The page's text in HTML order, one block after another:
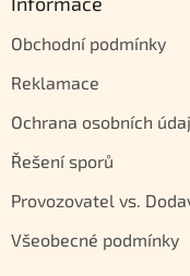
Obchodní podmínky
Reklamace
Ochrana osobních
Řešení sporů
Provozovatel vs.
Všeobecné podmínky